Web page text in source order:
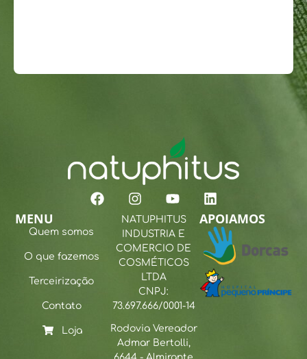
MENU
Quem somos
O que fazemos
Terceirização
Contato
Loja
NATUPHITUS
INDUSTRIA E
COMERCIO DE
COSMÉTICOS
LTDA
CNPJ:
73.697.666/0001-14
Rodovia Vereador
Admar Bertolli,
APOIAMOS